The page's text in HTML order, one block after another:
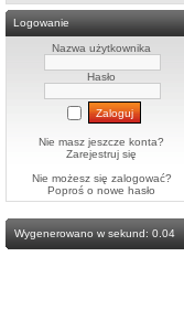
Logowanie
Nazwa użytkownika
Hasło
Nie masz jeszcze konta?
Zarejestruj się
Nie możesz się zalogować?
Poproś onowe hasło
Wygenerowano w sekund: 0.04